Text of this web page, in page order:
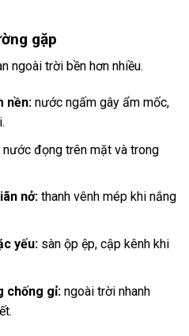
gặp
ngoài trời bền hơn nhiều.
nền:nước ngấm gây ẩm mốc,
nước đọng trên mặt và trong
nở:thanh vênh mép khi nắng
yếu:sàn ộp ệp, cập kênh khi
chống gỉ:ngoài trời nhanh